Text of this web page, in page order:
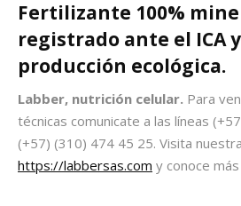
Fertilizante 100%
registrado ante el ICA
producción ecológica.
Labber, nutrición celular. Para
técnicas comunicate a las líneas
(+57) (310) 474 45 25. Visita
https://labbersas.com y conoce